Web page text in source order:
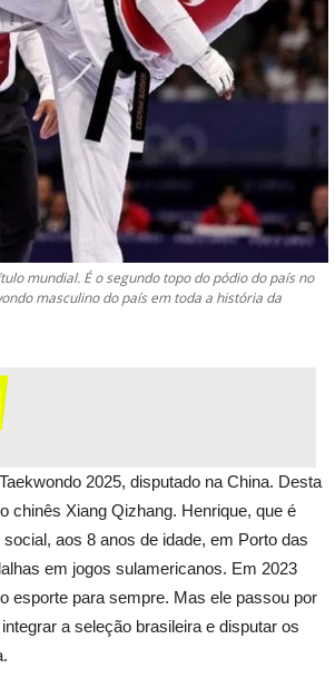
mundial. É o segundo topo do pódio do país no
masculino do país em toda a história da
2025, disputado na China. Desta
chinês Xiang Qizhang. Henrique, que é
aos 8 anos de idade, em Porto das
em jogos sulamericanos. Em 2023
esporte para sempre. Mas ele passou por
a seleção brasileira e disputar os